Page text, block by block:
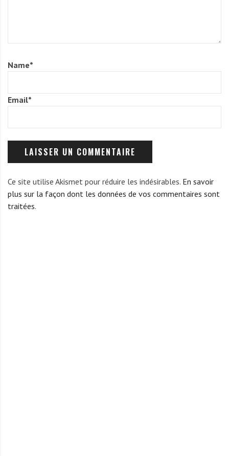
Name*
Email*
Ce site utilise Akismet pour réduire les indésirables. En savoir
plus sur la façon dont les données de vos commentaires sont
traitées.